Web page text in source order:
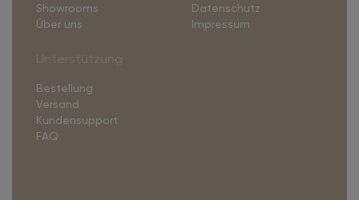
Showrooms
Über uns
Datenschutz
Impressum
Bestellung
Versand
Kundensupport
FAQ